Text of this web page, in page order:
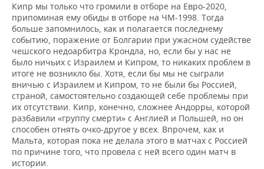
Кипр мы только что громили в отборе на Евро-2020,
припоминая ему обиды в отборе на ЧМ-1998. Тогда
больше запомнилось, как и полагается последнему
событию, поражение от Болгарии при ужасном судействе
чешского недоарбитра Крондла, но, если бы у нас не
было ничьих с Израилем и Кипром, то никаких проблем в
итоге не возникло бы. Хотя, если бы мы не сыграли
вничью с Израилем и Кипром, то не были бы Россией,
страной, самостоятельно создающей себе проблемы при
их отсутствии. Кипр, конечно, сложнее Андорры, которой
разбавили «группу смерти» с Англией и Польшей, но он
способен отнять очко-другое у всех. Впрочем, как и
Мальта, которая пока не делала этого в матчах с Россией
по причине того, что провела с ней всего один матч в
истории.